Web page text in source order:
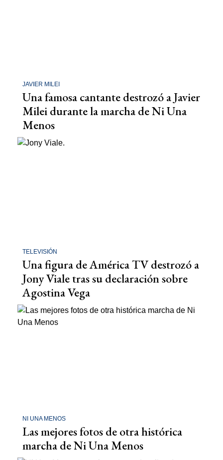
JAVIER MILEI
Una famosa cantante destrozó a Javier
Milei durante la marcha de Ni Una
Menos
TELEVISIÓN
Una figura de América TV destrozó a
Jony Viale tras su declaración sobre
Agostina Vega
NI UNA MENOS
Las mejores fotos de otra histórica
marcha de Ni Una Menos